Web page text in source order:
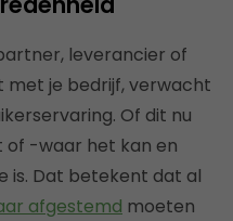
leverancier of
je bedrijf, verwacht
Of dit nu
of -waar het kan en
is. Dat betekent dat al
afgestemd moeten